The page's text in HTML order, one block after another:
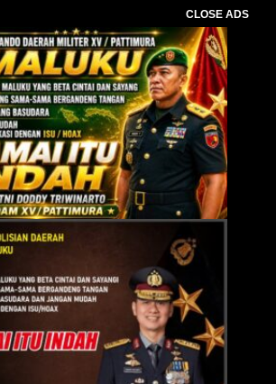
CLOSE ADS